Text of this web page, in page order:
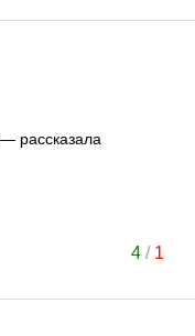
рассказала
4/ 1